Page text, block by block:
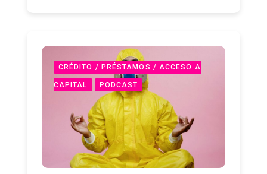
CRÉDITO / PRÉSTAMOS / ACCESO A
CAPITAL PODCAST